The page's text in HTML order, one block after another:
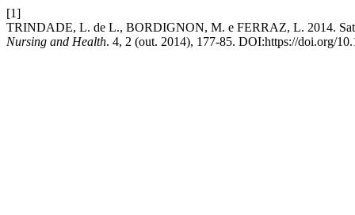
[1]
TRINDADE, L. de L., BORDIGNON, M. e FERRAZ, L. 2014.
Nursing and Health. 4, 2 (out. 2014), 177-85. DOI:https://doi.org/